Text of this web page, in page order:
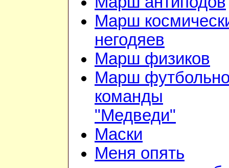
Марш
негодяев
Марш физиков
Марш
команды
"Медведи"
Маски
Меня опять